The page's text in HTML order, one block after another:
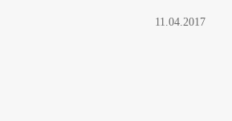
11.04.2017